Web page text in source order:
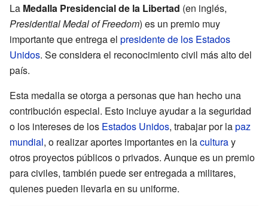
La Medalla Presidencial de la Libertad (en inglés,
Presidential Medal of Freedom) es un premio muy
importante que entrega el presidente de los Estados
Unidos. Se considera el reconocimiento civil más alto del
país.
Esta medalla se otorga a personas que han hecho una
contribución especial. Esto incluye ayudar a la seguridad
o los intereses de los Estados Unidos, trabajar por lapaz
mundial, o realizar aportes importantes en laculturay
otros proyectos públicos o privados. Aunque es un premio
para civiles, también puede ser entregada a militares,
quienes pueden llevarla en su uniforme.